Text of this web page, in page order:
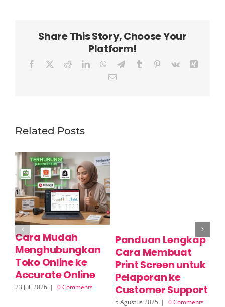
Share This Story, Choose Your
Platform!
Facebook RedditLinkedInWhatsApp
TelegramTumblr Pinterest
Vk
Email
Related Posts
Cara Mudah
Menghubungkan
Toko Online ke
Accurate Online
23 Juli 2026 | 0 Comments
Panduan Lengkap
Cara Membuat
Print Screen untuk
Pelaporan ke
Customer Support
5 Agustus 2025 | 0 Comments